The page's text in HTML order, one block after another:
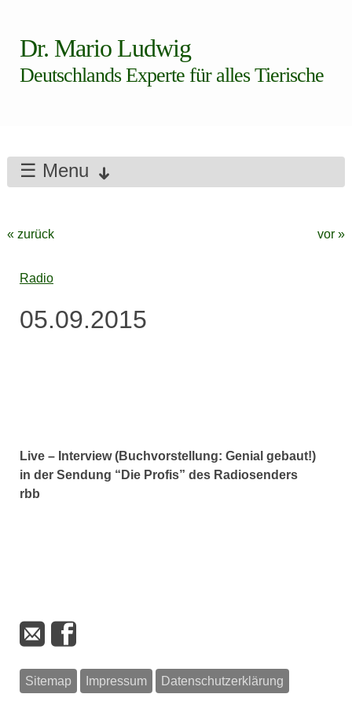
Dr. Mario Ludwig
Deutschlands Experte für alles Tierische
☰ Menu
« zurück vor »
Radio
05.09.2015
Live – Interview (Buchvorstellung: Genial gebaut!)
in der Sendung “Die Profis” des Radiosenders
rbb
Sitemap Impressum Datenschutzerklärung